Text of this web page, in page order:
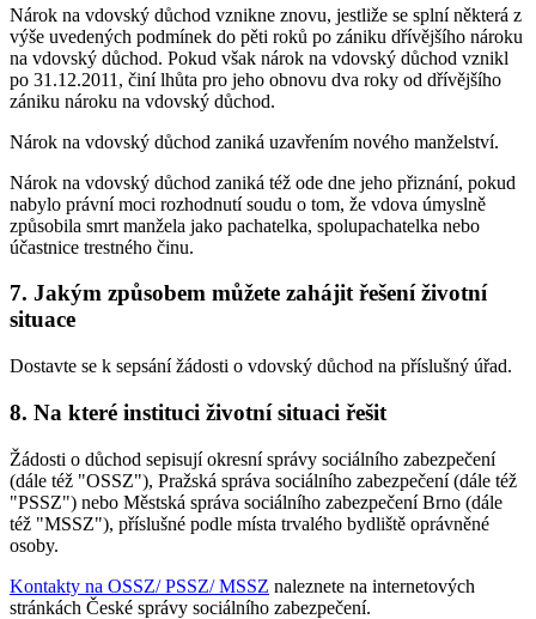
Nárok na vdovský důchod vznikne znovu, jestliže se splní některá z
výše uvedených podmínek do pěti roků po zániku dřívějšího nároku
na vdovský důchod. Pokud však nárok na vdovský důchod vznikl
po 31.12.2011, činí lhůta pro jeho obnovu dva roky od dřívějšího
zániku nároku na vdovský důchod.
Nárok na vdovský důchod zaniká uzavřením nového manželství.
Nárok na vdovský důchod zaniká též ode dne jeho přiznání, pokud
nabylo právní moci rozhodnutí soudu o tom, že vdova úmyslně
způsobila smrt manžela jako pachatelka, spolupachatelka nebo
účastnice trestného činu.
7. Jakým způsobem můžete zahájit řešení životní
situace
Dostavte se k sepsání žádosti o vdovský důchod na příslušný úřad.
8. Na které instituci životní situaci řešit
Žádosti o důchod sepisují okresní správy sociálního zabezpečení
(dále též "OSSZ"), Pražská správa sociálního zabezpečení (dále též
"PSSZ") nebo Městská správa sociálního zabezpečení Brno (dále
též "MSSZ"), příslušné podle místa trvalého bydliště oprávněné
osoby.
Kontakty na OSSZ/ PSSZ/ MSSZ naleznete na internetových
stránkách České správy sociálního zabezpečení.